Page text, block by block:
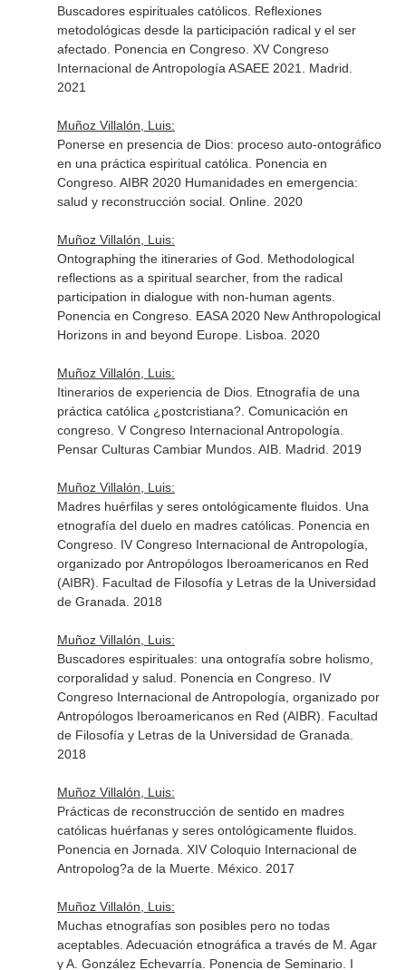
Buscadores espirituales católicos. Reflexiones
metodológicas desde la participación radical y el ser
afectado. Ponencia en Congreso. XV Congreso
Internacional de Antropología ASAEE 2021. Madrid.
2021
Muñoz Villalón, Luis:
Ponerse en presencia de Dios: proceso auto-ontográfico
en una práctica espiritual católica. Ponencia en
Congreso. AIBR 2020 Humanidades en emergencia:
salud y reconstrucción social. Online. 2020
Muñoz Villalón, Luis:
Ontographing the itineraries of God. Methodological
reflections as a spiritual searcher, from the radical
participation in dialogue with non-human agents.
Ponencia en Congreso. EASA 2020 New Anthropological
Horizons in and beyond Europe. Lisboa. 2020
Muñoz Villalón, Luis:
Itinerarios de experiencia de Dios. Etnografía de una
práctica católica ¿postcristiana?. Comunicación en
congreso. V Congreso Internacional Antropología.
Pensar Culturas Cambiar Mundos. AIB. Madrid. 2019
Muñoz Villalón, Luis:
Madres huérfilas y seres ontológicamente fluidos. Una
etnografía del duelo en madres católicas. Ponencia en
Congreso. IV Congreso Internacional de Antropología,
organizado por Antropólogos Iberoamericanos en Red
(AIBR). Facultad de Filosofía y Letras de la Universidad
de Granada. 2018
Muñoz Villalón, Luis:
Buscadores espirituales: una ontografía sobre holismo,
corporalidad y salud. Ponencia en Congreso. IV
Congreso Internacional de Antropología, organizado por
Antropólogos Iberoamericanos en Red (AIBR). Facultad
de Filosofía y Letras de la Universidad de Granada.
2018
Muñoz Villalón, Luis:
Prácticas de reconstrucción de sentido en madres
católicas huérfanas y seres ontológicamente fluidos.
Ponencia en Jornada. XIV Coloquio Internacional de
Antropolog?a de la Muerte. México. 2017
Muñoz Villalón, Luis:
Muchas etnografías son posibles pero no todas
aceptables. Adecuación etnográfica a través de M. Agar
y A. González Echevarría. Ponencia de Seminario. I